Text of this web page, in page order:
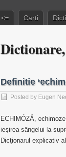
<= Carti
Definitie
Posted by Eugen
ECHIMÓZĂ,
ieşirea sângelui la
Dicţionarul explicativ